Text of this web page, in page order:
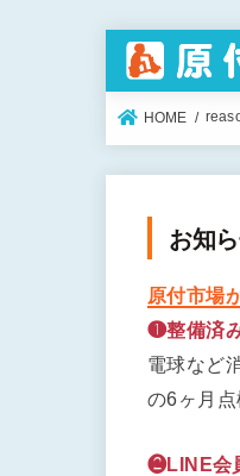
HOME
お知
原付市場
❶整備済
電球など
の6ヶ月点
❷LINE会